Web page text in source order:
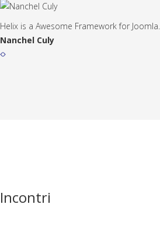
Helix is a Awesome Framework for
Nanchel Culy
Incontri